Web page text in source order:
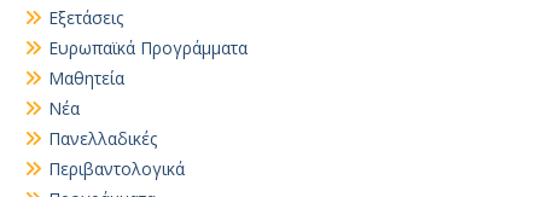
Εξετάσεις
Ευρωπαϊκά Προγράμματα
Μαθητεία
Νέα
Πανελλαδικές
Περιβαντολογικά